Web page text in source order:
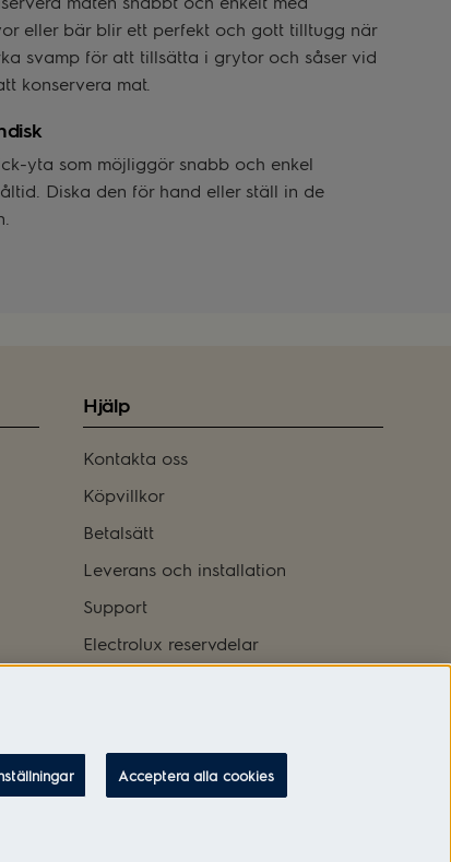
eller bär blir ett perfekt och gott tilltugg när
svamp för att tillsätta i grytor och såser vid
konservera mat.
yta som möjliggör snabb och enkel
Diska den för hand eller ställ in de
Hjälp
Kontakta oss
Köpvillkor
Betalsätt
Leverans och installation
Support
Electrolux reservdelar
Acceptera alla cookies